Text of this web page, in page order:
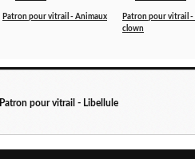
Patron pour vitrail - Animaux
Patron pour vitrail -
clown
Patron pour vitrail - Libellule